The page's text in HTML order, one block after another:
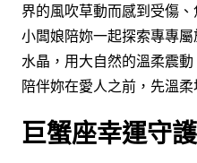
界的風吹草動而感到受傷
小闆娘陪妳一起探索專專
水晶，用大自然的溫柔震
陪伴妳在愛人之前，先溫柔
巨蟹座幸運守